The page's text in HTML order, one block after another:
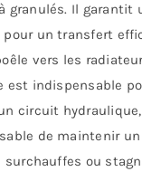
granulés. Il garantit
pour un transfert
vers les
est indispensable
circuit
de maintenir un
surchauffes ou